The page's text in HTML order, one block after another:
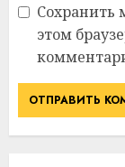
Сохранить
этом